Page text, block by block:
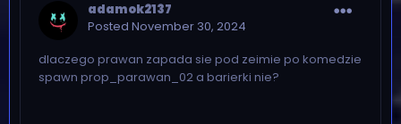
adamok2137
Posted November 30, 2024
dlaczego prawan zapada sie pod zeimie po komedzie
spawn prop_parawan_02 a barierki nie?